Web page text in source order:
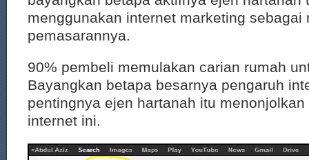
menggunakan internet marketing sebagai
pemasarannya.
90% pembeli memulakan carian rumah
Bayangkan betapa besarnya pengaruh
pentingnya ejen hartanah itu
internet ini.